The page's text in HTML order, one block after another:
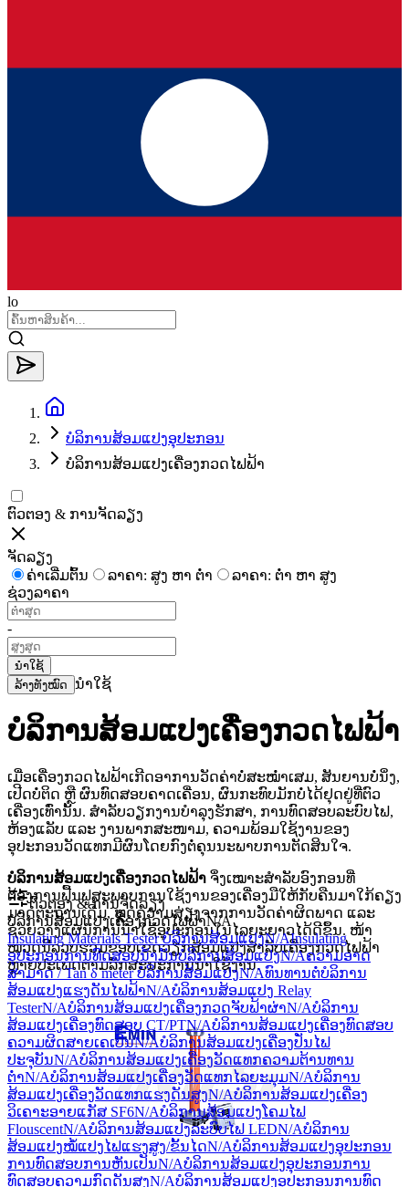
lo
ບໍລິການສ້ອມແປງອຸປະກອນ
ບໍລິການສ້ອມແປງເຄື່ອງກວດໄຟຟ້າ
ຕົວຕອງ & ການຈັດລຽງ
ຈັດລຽງ
ຄ່າເລີ່ມຕົ້ນ
ລາຄາ: ສູງ ຫາ ຕໍ່າ
ລາຄາ: ຕໍ່າ ຫາ ສູງ
ຊ່ວງລາຄາ
-
ນຳໃຊ້
ລ້າງທັງໝົດ
ນຳໃຊ້
ບໍລິການສ້ອມແປງເຄື່ອງກວດໄຟຟ້າ
ເມື່ອເຄື່ອງກວດໄຟຟ້າເກີດອາການວັດຄ່າບໍ່ສະໝ່ຳເສມ, ສັນຍານບໍ່ນິ່ງ,
ເປີດບໍ່ຕິດ ຫຼື ຜົນທົດສອບຄາດເຄື່ອນ, ຜົນກະທົບມັກບໍ່ໄດ້ຢຸດຢູ່ທີ່ຕົວ
ເຄື່ອງເທົ່ານັ້ນ. ສຳລັບວຽກງານບຳລຸງຮັກສາ, ການທົດສອບລະບົບໄຟ,
ຫ້ອງແລັບ ແລະ ງານພາກສະໜາມ, ຄວາມພ້ອມໃຊ້ງານຂອງ
ອຸປະກອນວັດແທກມີຜົນໂດຍກົງຕໍ່ຄຸນນະພາບການຕັດສິນໃຈ.
ບໍລິການສ້ອມແປງເຄື່ອງກວດໄຟຟ້າ ຈຶ່ງເໝາະສຳລັບອົງກອນທີ່
ຕ້ອງການຟື້ນຟູສະພາບການໃຊ້ງານຂອງເຄື່ອງມືໃຫ້ກັບຄືນມາໃກ້ຄຽງ
ມາດຕະຖານເດີມ, ຫຼຸດຄວາມສ່ຽງຈາກການວັດຄ່າຜິດພາດ ແລະ
ຊ່ວຍວາງແຜນການນຳໃຊ້ອຸປະກອນໃນໄລຍະຍາວໄດ້ດີຂຶ້ນ. ໜ້າ
ໝວດນີ້ລວບຮວມຂອບເຂດວຽກສ້ອມແປງສຳລັບເຄື່ອງກວດໄຟຟ້າ
ຫຼາຍປະເພດຕາມລັກສະນະການນຳໃຊ້ງານ.
ຕົວຕອງ & ການຈັດລຽງ
ບໍລິການສ້ອມແປງເຄື່ອງກວດໄຟຟ້າN/A
Insulating Materials Tester ບໍລິການສ້ອມແປງN/AInsulating
ອຸປະກອນການທົດສອບນ້ໍາມັນບໍລິການສ້ອມແປງN/Aຄວາມອາດ
ສາມາດ / Tan δ meter ບໍລິການສ້ອມແປງN/Aທົນທານຕໍ່ບໍລິການ
ສ້ອມແປງແຮງດັນໄຟຟ້າN/Aບໍລິການສ້ອມແປງ Relay
TesterN/Aບໍລິການສ້ອມແປງເຄື່ອງກວດຈັບຟ້າຜ່າN/Aບໍລິການ
ສ້ອມແປງເຄື່ອງທົດສອບ CT/PTN/Aບໍລິການສ້ອມແປງເຄື່ອງທົດສອບ
ຄວາມຜິດສາຍເຄເບີ້ນN/Aບໍລິການສ້ອມແປງເຄື່ອງປັ່ນໄຟ
ປະຈຸບັນN/Aບໍລິການສ້ອມແປງເຄື່ອງວັດແທກຄວາມຕ້ານທານ
ຕໍ່າN/Aບໍລິການສ້ອມແປງເຄື່ອງວັດແທກໄລຍະມຸມN/Aບໍລິການ
ສ້ອມແປງເຄື່ອງວັດແທກແຮງດັນສູງN/Aບໍລິການສ້ອມແປງເຄື່ອງ
ວິເຄາະອາຍແກັສ SF6N/Aບໍລິການສ້ອມແປງໂຄມໄຟ
FlouscentN/Aບໍລິການສ້ອມແປງລະບົບໄຟ LEDN/Aບໍລິການ
ສ້ອມແປງໝໍ້ແປງໄຟແຮງສູງ/ຂັ້ນໄດN/Aບໍລິການສ້ອມແປງອຸປະກອນ
ການທົດສອບການຫັນເປັນN/Aບໍລິການສ້ອມແປງອຸປະກອນການ
ທົດສອບຄວາມກົດດັນສູງN/Aບໍລິການສ້ອມແປງອຸປະກອນການທົດ